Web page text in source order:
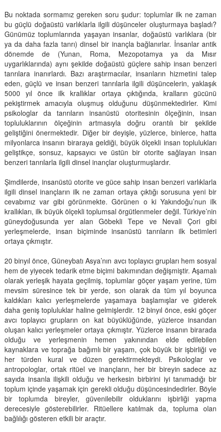
Bu noktada sormamız gereken soru şudur: toplumlar ilk ne zaman
bu güçlü doğaüstü varlıklarla ilgili düşünceler oluşturmaya başladı?
Günümüz toplumlarında yaşayan insanlar, doğaüstü varlıklara (bir
ya da daha fazla tanrı) dinsel bir inançla bağlanırlar. İnsanlar antik
dönemde de (Yunan, Roma, Mezopotamya ya da Mısır
uygarlıklarında) aynı şekilde doğaüstü güçlere sahip insan benzeri
tanrılara inanırlardı. Bazı araştırmacılar, insanların hizmetini talep
eden, güçlü ve insan benzeri tanrılarla ilgili düşüncelerin, yaklaşık
5000 yıl önce ilk krallıklar ortaya çıktığında, kralların gücünü
pekiştirmek amacıyla oluşmuş olduğunu düşünmektedirler. Kimi
psikologlar da tanrıların insanüstü otoritesinin ölçeğinin, insan
topluluklarının ölçeğinin artmasıyla doğru orantılı bir şekilde
geliştiğini önermektedir. Diğer bir deyişle, yüzlerce, binlerce, hatta
milyonlarca insanın biraraya geldiği, büyük ölçekli insan toplulukları
geliştikçe, sonsuz, kapsayıcı ve üstün bir otorite sağlayan insan
benzeri tanrılarla ilgili dinsel inançlar oluşturmuşlardır.
Şimdilerde, insanüstü otorite ve güce sahip insan benzeri varlıklarla
ilgili dinsel inançların ilk ne zaman ortaya çıktığı sorusuna yeni bir
cevabımız var gibi görünmekte. Görünen o ki Yakındoğu’nun ilk
krallıkları, ilk büyük ölçekli toplumsal örgütlenmeler değil. Türkiye’nin
güneydoğusunda yer alan Göbekli Tepe ve Nevali Çori gibi
yerleşmelerde, insan biçiminde insanüstü tanrıların ilk betimleri
ortaya çıkmıştır.
20 binyıl önce, Güneybatı Asya’nın avcı toplayıcı grupları hem sosyal
hem de yiyecek tedarik etme biçimi bakımından değişmiştir. Aşamalı
olarak yerleşik hayata geçilmiş, toplumlar göçer yaşam yerine, tüm
mevsim süresince tek bir yerde, son olarak da tüm yıl boyunca
kaldıkları kalıcı yerleşmelerde yaşamaya başlamışlar ve giderek
daha geniş topluluklar haline gelmişlerdir. 12 binyıl önce, eski göçer
avcı toplayıcı grupların on kat büyüklüğünde, yüzlerce insandan
oluşan kalıcı yerleşmeler ortaya çıkmıştır. Yüzlerce insanın birarada
olduğu ve yerleşmenin hemen yakınından elde edilebilen
kaynaklara ve toprağa bağımlı bir yaşam, çok büyük bir işbirliği ve
her türden kural ve düzen gerektirmekteydi. Psikologlar ve
antropologlar, ortak ritüel ve inançların, her bir bireyin sadece az
sayıda insanla ilişkili olduğu ve herkesin birbirini iyi tanımadığı bir
toplum içinde yaşamak için gerekli olduğu düşüncesindedirler. Böyle
bir toplumda bireyler, güvenilebilir olduklarını işbirliği yapma
derecesiyle gösterebilirler. Ritüellere katılmak da, topluma olan
bağlılığı gösteren etkili bir araçtır.